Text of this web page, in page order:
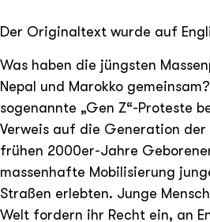
Der Originaltext wurde auf
Was haben die jüngsten
Nepal und Marokko
sogenannte „Gen Z“-Proteste
Verweis auf die Generation der
frühen 2000er-Jahre
massenhafte Mobilisierung
Straßen erlebten. Junge
Welt fordern ihr Recht ein, an